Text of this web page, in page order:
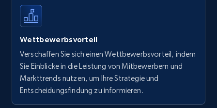
Wettbewerbsvorteil
Verschaffen Sie sich einen Wettbewerbsvorteil, indem
Sie Einblicke in die Leistung von Mitbewerbern und
Markttrends nutzen, um Ihre Strategie und
Entscheidungsfindung zu informieren.